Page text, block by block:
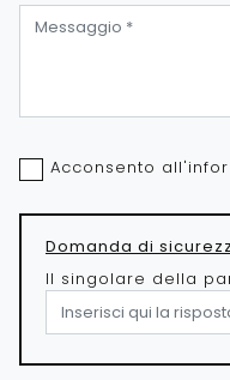
Acconsento
Domanda di
Il singolare della